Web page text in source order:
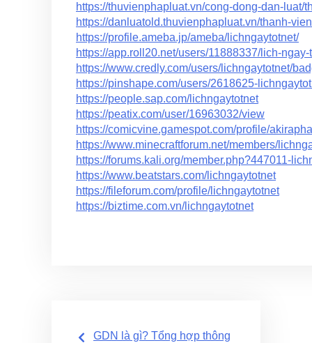
https://thuvienphapluat.vn/cong-dong-dan-luat/
https://danluatold.thuvienphapluat.vn/thanh-
https://profile.ameba.jp/ameba/lichngaytotnet/
https://app.roll20.net/users/11888337/lich-
https://www.credly.com/users/lichngaytotnet/
https://pinshape.com/users/2618625-
https://people.sap.com/lichngaytotnet
https://peatix.com/user/16963032/view
https://comicvine.gamespot.com/profile/
https://www.minecraftforum.net/members/
https://forums.kali.org/member.php?447011-
https://www.beatstars.com/lichngaytotnet
https://fileforum.com/profile/lichngaytotnet
https://biztime.com.vn/lichngaytotnet
ĐiềuGDN là gì? Tổng hợp thông